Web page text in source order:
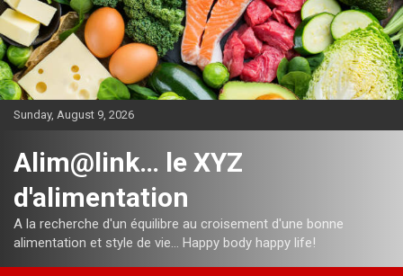
Skip
to
content
Sunday, August 9, 2026
Alim@link… le XYZ
d'alimentation
A la recherche d'un équilibre au croisement d'une bonne
alimentation et style de vie… Happy body happy life!